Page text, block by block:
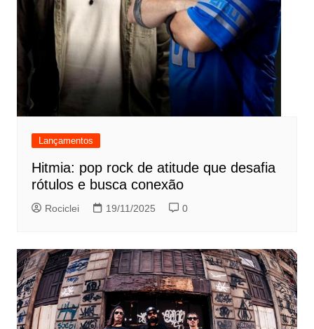
Lançamentos
Hitmia: pop rock de atitude que desafia
rótulos e busca conexão
Rociclei 19/11/2025 0